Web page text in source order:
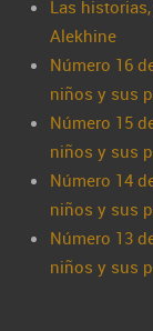
Las
Alekhine
Número 16
niños y sus
Número 15
niños y sus
Número 14
niños y sus
Número 13
niños y sus